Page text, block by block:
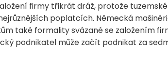
firmy třikrát dráž, protože
poplatcích. Německá
také formality svázané se založením
podnikatel může začít podnikat za